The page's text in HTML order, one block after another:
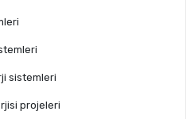
sistemleri
projeleri